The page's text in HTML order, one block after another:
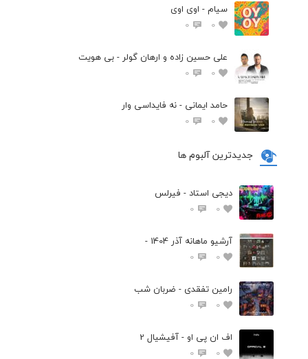
سیام - اوی اوی
0
0
علی حسین زاده و ارهان گولر - بی هویت
0
0
حامد ایمانی - نه فایداسی وار
0
0
جدیدترین آلبوم ها
دیجی استاد - فیرلس
0
0
آرشیو ماهانه آذر 1404 -
0
0
رامین تفقدی - ضربان شب
0
0
اف ان پی او - آفیشیال 2
0
0